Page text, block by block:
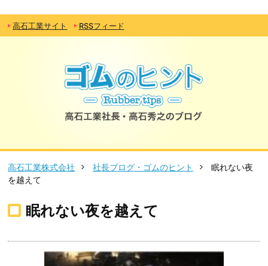
高石工業サイト RSSフィード
高石工業株式会社 社長ブログ・ゴムのヒント
眠れない夜
を越えて
眠れない夜を越えて